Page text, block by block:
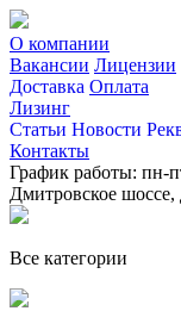
О компании
Вакансии Лицензии
Доставка Оплата
Лизинг
Статьи Новости
Контакты
График работы: пн-
Дмитровское шоссе,
Все категории